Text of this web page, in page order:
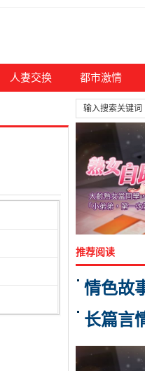
人妻交换 都市激情
推荐阅读
情色故
长篇言